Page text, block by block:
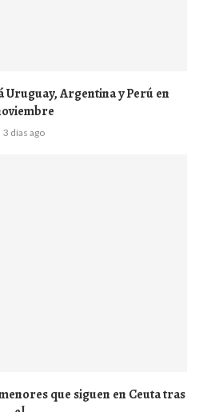
Uruguay, Argentina y Perú en
3 días ago
que siguen en Ceuta tras